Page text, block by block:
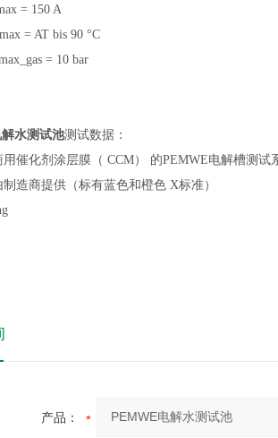
= 150 A
= AT bis 90 °C
= 10 bar
水测试池测试数据：
催化剂涂层膜（ CCM） 的PEMWE电解槽测
造商提供（标有蓝色和橙色 X标准）
产品：